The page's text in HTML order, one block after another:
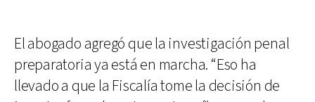
El abogado agregó que la investigación penal
preparatoria ya está en marcha. “Eso ha
llevado a que la Fiscalía tome la decisión de